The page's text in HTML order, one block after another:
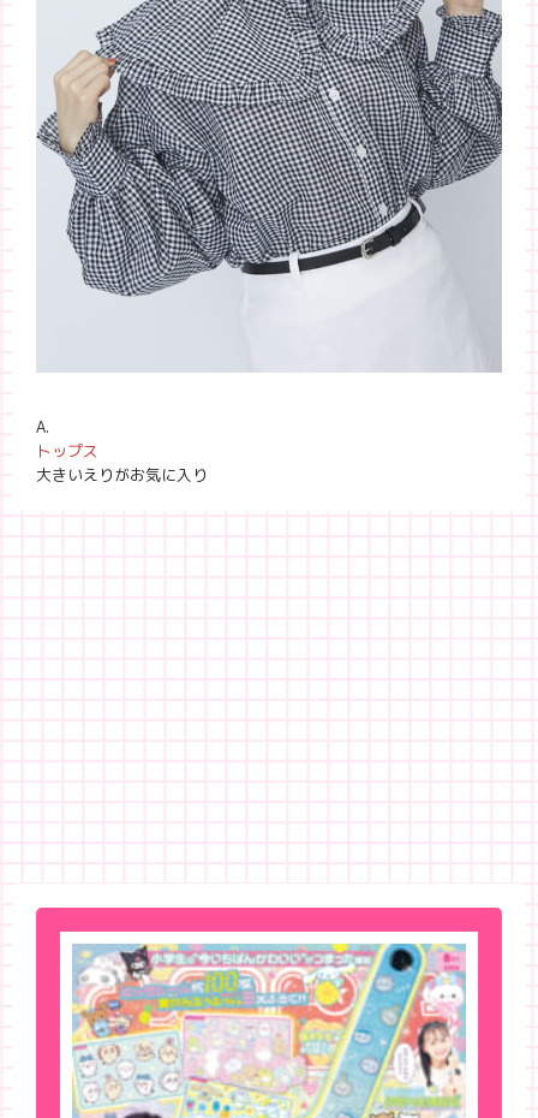
A.
トップス
大きいえりがお気に入り